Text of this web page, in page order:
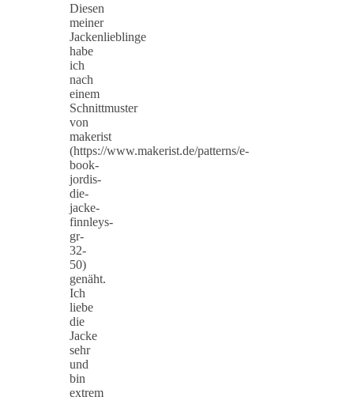
Diesen
meiner
Jackenlieblinge
habe
ich
nach
einem
Schnittmuster
von
makerist
(https://www.makerist.de/patterns/e-
book-
jordis-
die-
jacke-
finnleys-
gr-
32-
50)
genäht.
Ich
liebe
die
Jacke
sehr
und
bin
extrem